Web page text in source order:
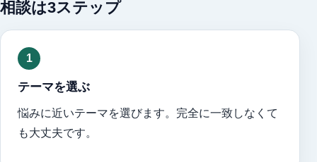
相談は3ステップ
1
テーマを選ぶ
悩みに近いテーマを選びます。完全に一致しなくて
も大丈夫です。